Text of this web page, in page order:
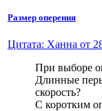
Размер оперения
Цитата: Ханна от
При выборе
Длинные
скорость?
С коротким